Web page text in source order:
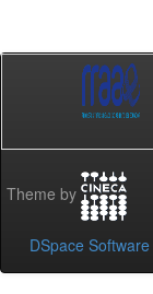
Theme by
DSpace Software